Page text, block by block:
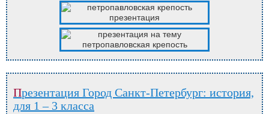
Презентация Город Санкт-Петербург: история,
для 1 – 3 класса